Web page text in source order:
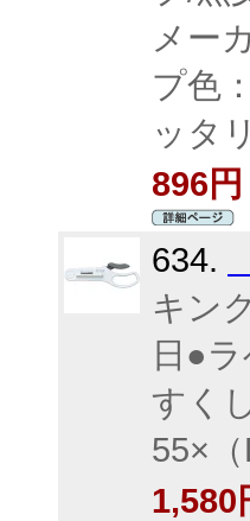
メー
プ色
ッタ
896円
634.
キン
日●
すく
55×
1,580